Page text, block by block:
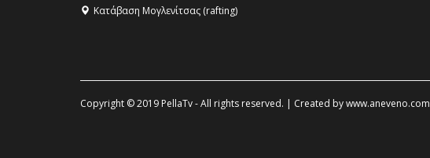
Κατάβαση Μογλενίτσας (rafting)
Copyright © 2019 PellaTv - All rights reserved. | Created bywww.aneveno.com